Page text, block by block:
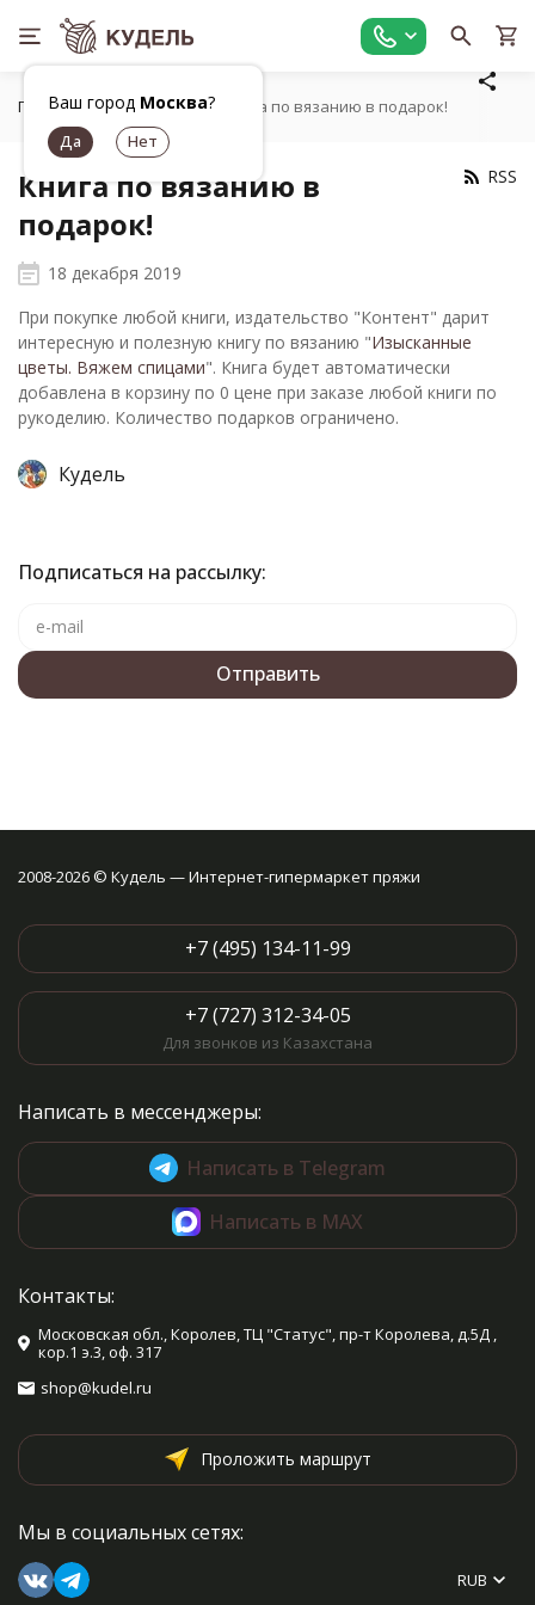
Ваш город Москва?
Главная Новости Книга по вязанию в подарок!
Книга по вязанию в
подарок!
RSS
18 декабря 2019
При покупке любой книги, издательство "Контент" дарит
интересную и полезную книгу по вязанию "Изысканные
цветы. Вяжем спицами". Книга будет автоматически
добавлена в корзину по 0 цене при заказе любой книги по
рукоделию. Количество подарков ограничено.
Кудель
Подписаться на рассылку:
2008-2026 © Кудель — Интернет-гипермаркет пряжи
+7 (495) 134-11-99
+7 (727) 312-34-05
Для звонков из Казахстана
Написать в мессенджеры:
Написать в Telegram
Написать в MAX
Контакты:
Московская обл., Королев, ТЦ "Статус", пр-т Королева, д.5Д ,
кор.1 э.3, оф. 317
shop@kudel.ru
Проложить маршрут
Мы в социальных сетях:
RUB